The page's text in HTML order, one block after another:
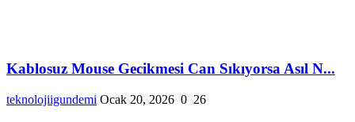
Kablosuz Mouse Gecikmesi Can Sıkıyorsa Asıl N...
teknolojiigundemi Ocak 20, 2026 0 26